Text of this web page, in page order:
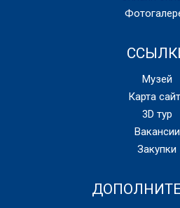
Музей
Карта
3D тур
Вакансии
Закупки